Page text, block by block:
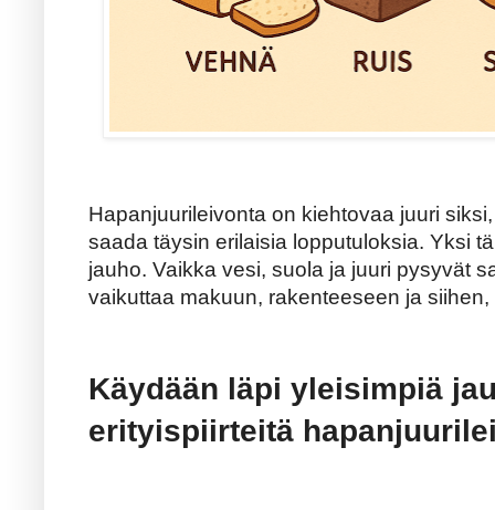
Hapanjuurileivonta on kiehtovaa juuri
saada täysin erilaisia lopputuloksia. Yksi
jauho. Vaikka vesi, suola ja juuri pysyvät
vaikuttaa makuun, rakenteeseen ja
Käydään läpi yleisimpiä
erityispiirteitä